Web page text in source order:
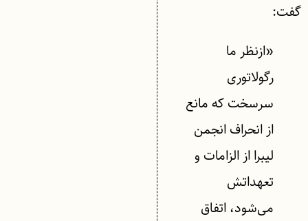
گفت:
«ازنظر ما
رگولاتوری
سرسخت که مانع
از انحراف انجمن
لیبرا از الزامات و
تعهداتش
می‌شود، اتفاق